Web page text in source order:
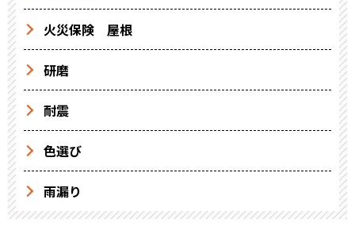
火災保険 屋根
研磨
耐震
色選び
雨漏り